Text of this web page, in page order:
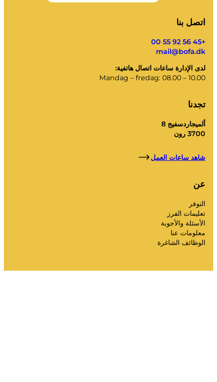
اتصل بنا
+45 56 92 55 00
mail@bofa.dk
لدى الإدارة ساعات اتصال هاتفية:
Mandag – fredag: 08.00 – 10.00
تجدنا
ألميجاردسفيج 8
3700 رون
شاهد ساعات العمل
عن
التوفر
تعليمات الفرز
الأسئلة والأجوبة
معلومات عنا
الوظائف الشاغرة